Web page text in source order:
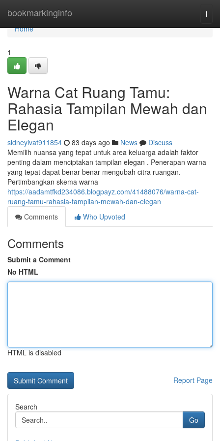
bookmarkinginfo
Home
Home
1
Warna Cat Ruang Tamu:
Rahasia Tampilan Mewah dan
Elegan
sidneyivat911854 83 days ago News
Discuss
Memilih nuansa yang tepat untuk area keluarga adalah faktor
penting dalam menciptakan tampilan elegan . Penerapan warna
yang tepat dapat benar-benar mengubah citra ruangan.
Pertimbangkan skema warna
https://aadamtfkd234086.blogpayz.com/41488076/warna-cat-
ruang-tamu-rahasia-tampilan-mewah-dan-elegan
Comments
Who Upvoted
Comments
Submit a Comment
No HTML
HTML is disabled
Report Page
Search
Go